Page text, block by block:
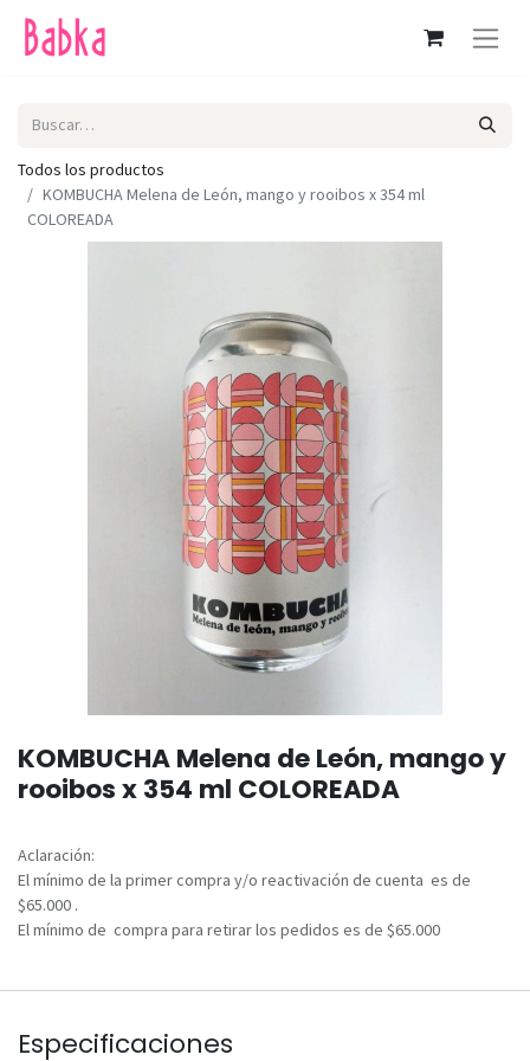
Todos los productos
KOMBUCHA Melena de León, mango y rooibos x 354 ml
COLOREADA
KOMBUCHA Melena de León, mango y
rooibos x 354 ml COLOREADA
Aclaración:
El mínimo de la primer compra y/o reactivación de cuenta es de
$65.000 .
El mínimo de compra para retirar los pedidos es de $65.000
Especificaciones